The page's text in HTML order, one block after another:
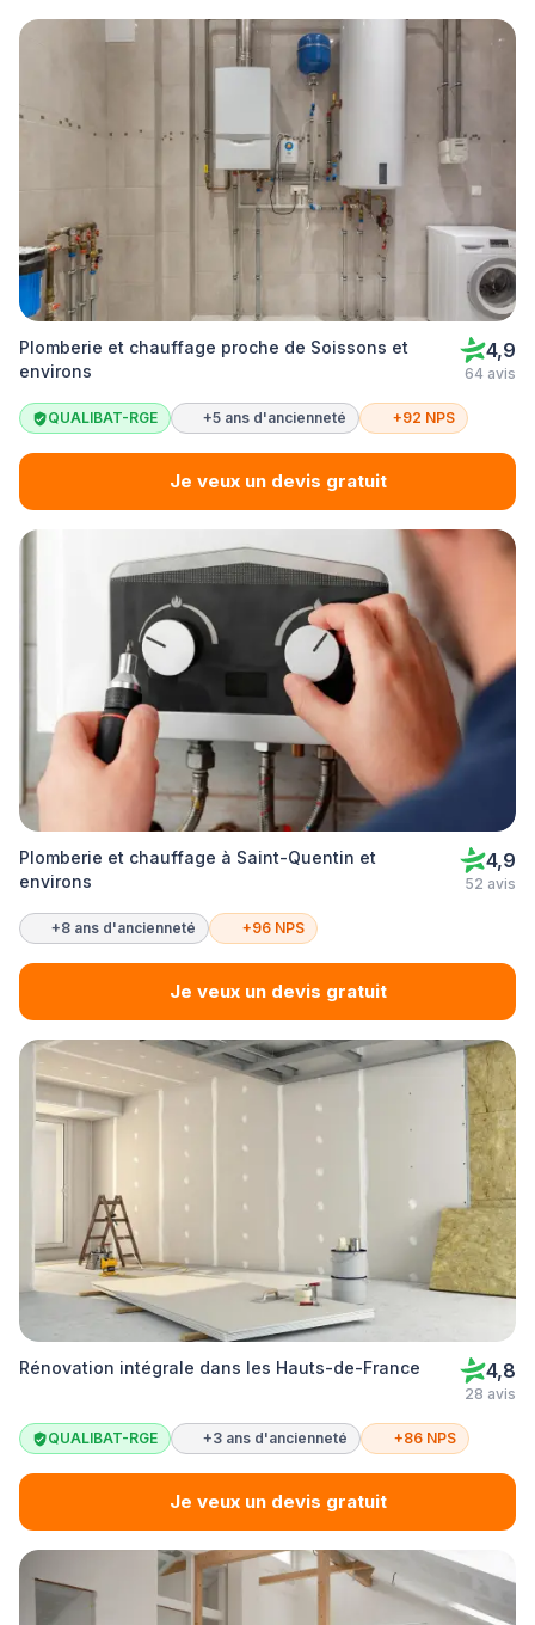
Plomberie et chauffage proche de Soissons et
environs
4,9
64 avis
QUALIBAT-RGE +5 ans d'ancienneté +92 NPS
Je veux un devis gratuit
Plomberie et chauffage à Saint-Quentin et
environs
4,9
52 avis
+8 ans d'ancienneté +96 NPS
Je veux un devis gratuit
Rénovation intégrale dans les Hauts-de-France 4,8
28 avis
QUALIBAT-RGE +3 ans d'ancienneté +86 NPS
Je veux un devis gratuit